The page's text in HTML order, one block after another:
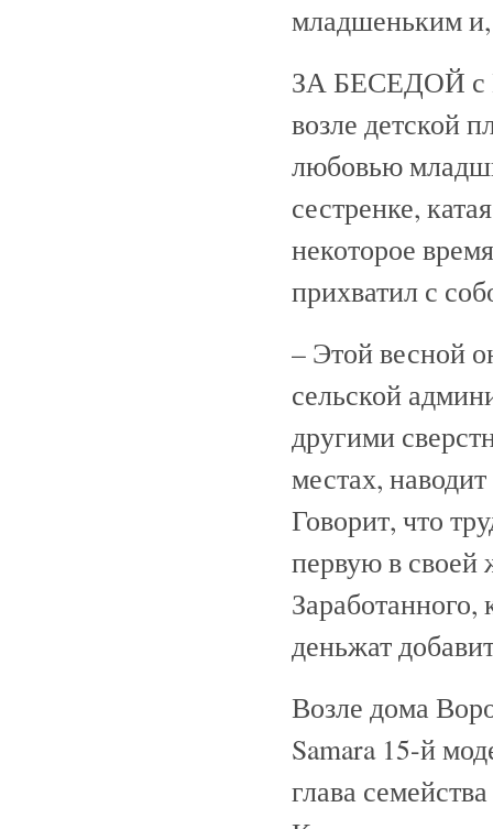
младшеньким и,
ЗА БЕСЕДОЙ с
возле детской
любовью
сестренке,
некоторое
прихватил с
– Этой весной
сельской
другими
местах,
Говорит, что
первую в своей
деньжат
Возле дома
Samara 15-й
глава